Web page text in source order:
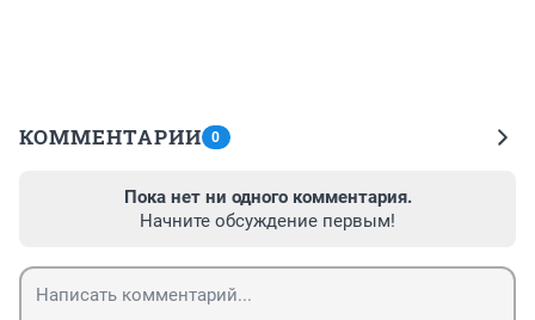
КОММЕНТАРИИ 0
Пока нет ни одного комментария.
Начните обсуждение первым!